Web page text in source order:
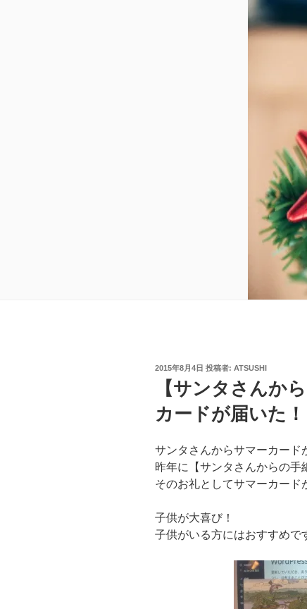
投
2015年8月4日 投稿者: ATSUSHI
【サンタさんか
カードが届いた！
サンタさんからサマーカード
昨年に【サンタさんからの
そのお礼としてサマーカード
子供が大喜び！
子供がいる方にはおすすめで